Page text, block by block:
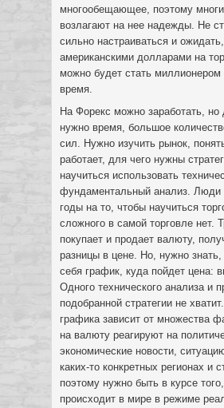
многообещающее, поэтому
возлагают на нее надежды. Не
сильно настраиваться и
американскими долларами на
можно будет стать миллионером
время.
На Форекс можно заработать, но
нужно время, большое
сил. Нужно изучить рынок,
работает, для чего нужны
научиться использовать
фундаментальный анализ. Люди
годы на то, чтобы научиться
сложного в самой торговле нет.
покупает и продает валюту,
разницы в цене. Но, нужно знать,
себя график, куда пойдет цена:
Одного технического анализа и
подобранной стратегии не
графика зависит от множества
на валюту реагируют на
экономические новости,
каких-то конкретных регионах и
поэтому нужно быть в курсе
происходит в мире в режиме